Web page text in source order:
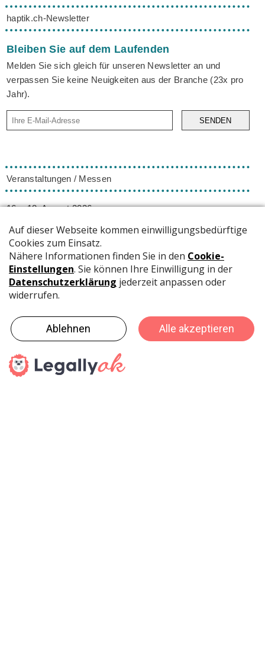
haptik.ch-Newsletter
Bleiben Sie auf dem Laufenden
Melden Sie sich gleich für unseren Newsletter an und
verpassen Sie keine Neuigkeiten aus der Branche (23x pro
Jahr).
SENDEN
Veranstaltungen / Messen
16. - 18. August 2026
ORNARIS Bern
Die ORNARIS setzt Trends, Inspiration und Design ins
Rampenlicht. Vom 16. - 18. August 2026 findet die
ORNARIS wie gewohnt in Bern statt.
Fr - So
HeroFestBern
Das Herofest ist DIE Convention für Gaming, Cosplay und
Nerdkultur in der Schweiz - der Hotspot für alle, die digitale